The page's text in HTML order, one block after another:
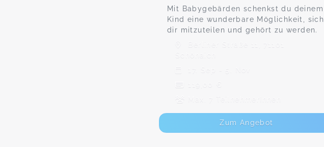
Mit Babygebärden schenkst du deinem
Kind eine wunderbare Möglichkeit, sich
dir mitzuteilen und gehört zu werden.
Berliner Straße 11, 71101
Schönaich
17. Sep - 5. Nov
119,00 €
Max. 7 TeilnehmerInnen
Zum Angebot